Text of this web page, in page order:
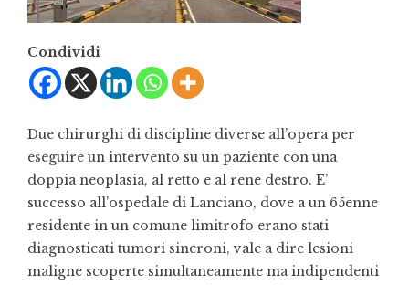
Condividi
Due chirurghi di discipline diverse all’opera per
eseguire un intervento su un paziente con una
doppia neoplasia, al retto e al rene destro. E’
successo all’ospedale di Lanciano, dove a un 65enne
residente in un comune limitrofo erano stati
diagnosticati tumori sincroni, vale a dire lesioni
maligne scoperte simultaneamente ma indipendenti